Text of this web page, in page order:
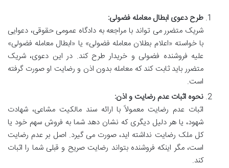
طرح دعوی ابطال معامله فضولی:
شریک متضرر می تواند با مراجعه به دادگاه عمومی حقوقی، دعوایی
با خواسته «اعلام بطلان معامله فضولی» یا «ابطال معامله فضولی»
علیه فروشنده فضولی و خریدار طرح کند. در این دعوی، شریک
متضرر باید ثابت کند که معامله بدون اذن و رضایت او صورت گرفته
است.
نحوه اثبات عدم رضایت و اذن:
اثبات عدم رضایت معمولاً با ارائه سند مالکیت مشاعی، شهادت
شهود، یا هر دلیل دیگری که نشان دهد شما به فروش سهم خود یا
کل ملک رضایت نداشته اید، صورت می گیرد. اصل بر عدم رضایت
است، مگر اینکه فروشنده بتواند رضایت صریح و قبلی شما را اثبات
کند.